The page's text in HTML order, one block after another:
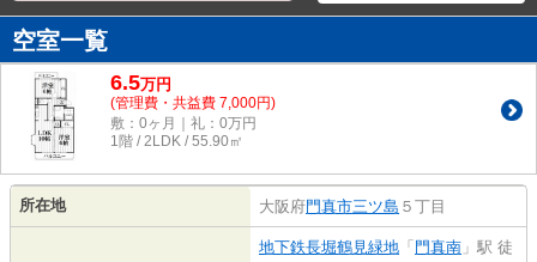
空室一覧
6.5万円
(管理費・共益費 7,000円)
敷：0ヶ月｜礼：0万円
1階 / 2LDK / 55.90㎡
所在地 大阪府門真市三ツ島 ５丁目
地下鉄長堀鶴見緑地 「 門真南 」駅 徒